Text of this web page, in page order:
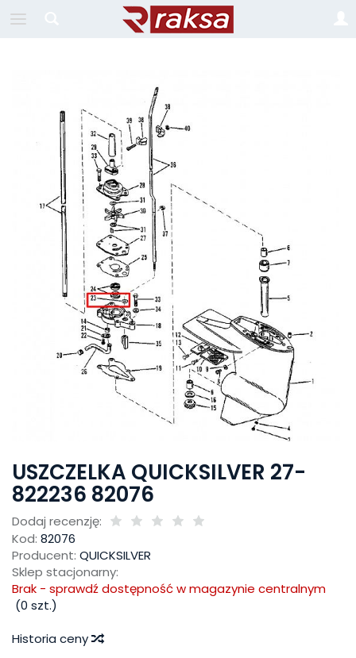
USZCZELKA QUICKSILVER 27-
822236 82076
Dodaj recenzję:
Kod: 82076
Producent: QUICKSILVER
Sklep stacjonarny:
Brak - sprawdź dostępność w magazynie centralnym
(0 szt.)
Historia ceny